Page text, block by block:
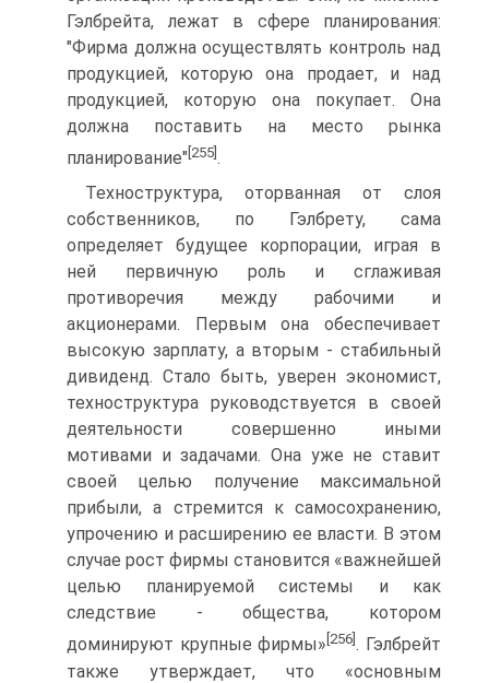
Гэлбрейта, лежат в сфере планирования:
"Фирма должна осуществлять контроль над
продукцией, которую она продает, и над
продукцией, которую она покупает. Она
должна поставить на место рынка
планирование" [255] .
Техноструктура, оторванная от слоя
собственников, по Гэлбрету, сама
определяет будущее корпорации, играя в
ней первичную роль и сглаживая
противоречия между рабочими и
акционерами. Первым она обеспечивает
высокую зарплату, а вторым - стабильный
дивиденд. Стало быть, уверен экономист,
техноструктура руководствуется в своей
деятельности совершенно иными
мотивами и задачами. Она уже не ставит
своей целью получение максимальной
прибыли, а стремится к самосохранению,
упрочению и расширению ее власти. В этом
случае рост фирмы становится «важнейшей
целью планируемой системы и как
следствие - общества, котором
доминируют крупные фирмы»[256] . Гэлбрейт
также утверждает, что «основным